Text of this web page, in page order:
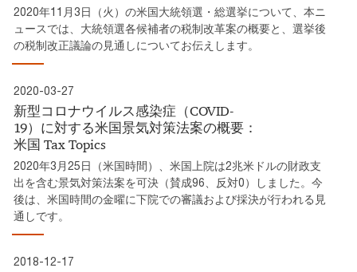
2020年11月3日（火）の米国大統領選・総選挙について、本ニ
ュースでは、大統領選各候補者の税制改革案の概要と、選挙後
の税制改正議論の見通しについてお伝えします。
2020-03-27
新型コロナウイルス感染症（COVID-
19）に対する米国景気対策法案の概要：
米国 Tax Topics
2020年3月25日（米国時間）、米国上院は2兆米ドルの財政支
出を含む景気対策法案を可決（賛成96、反対0）しました。今
後は、米国時間の金曜に下院での審議および採決が行われる見
通しです。
2018-12-17